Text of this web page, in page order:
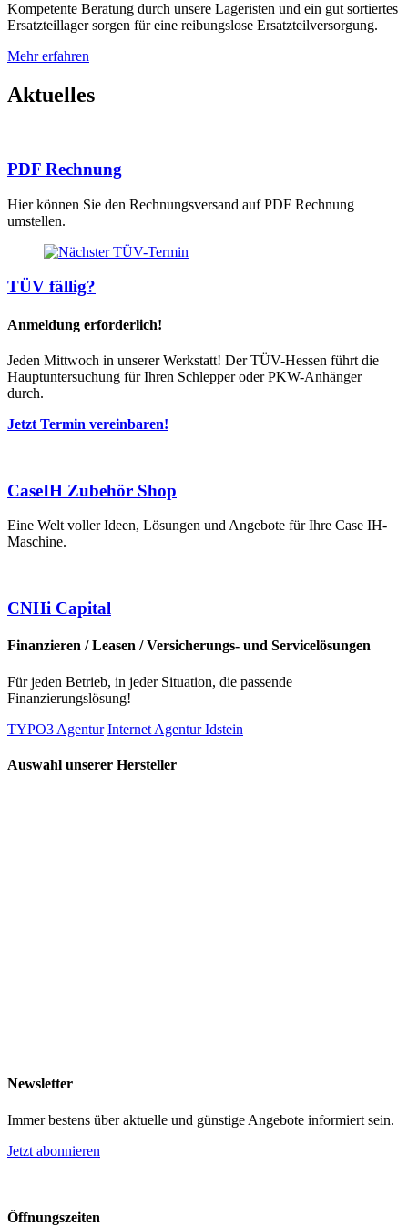
Kompetente Beratung durch unsere Lageristen und ein gut sortiertes
Ersatzteillager sorgen für eine reibungslose Ersatzteilversorgung.
Mehr erfahren
Aktuelles
PDF Rechnung
Hier können Sie den Rechnungsversand auf PDF Rechnung
umstellen.
TÜV fällig?
Anmeldung erforderlich!
Jeden Mittwoch in unserer Werkstatt! Der TÜV-Hessen führt die
Hauptuntersuchung für Ihren Schlepper oder PKW-Anhänger
durch.
Jetzt Termin vereinbaren!
CaseIH Zubehör Shop
Eine Welt voller Ideen, Lösungen und Angebote für Ihre Case IH-
Maschine.
CNHi Capital
Finanzieren / Leasen / Versicherungs- und Servicelösungen
Für jeden Betrieb, in jeder Situation, die passende
Finanzierungslösung!
TYPO3 Agentur Internet Agentur Idstein
Auswahl unserer Hersteller
Newsletter
Immer bestens über aktuelle und günstige Angebote informiert sein.
Jetzt abonnieren
Öffnungszeiten